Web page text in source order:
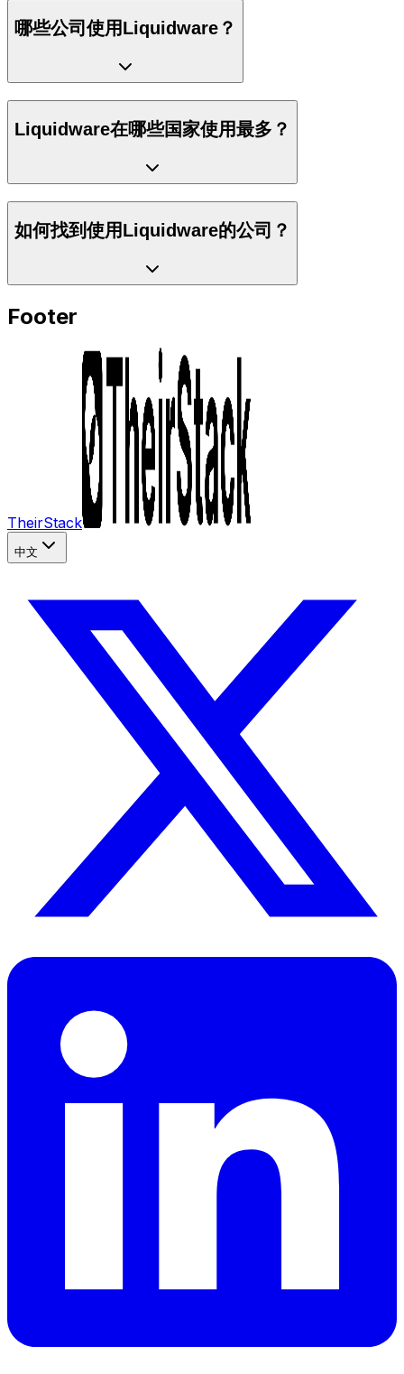
哪些公司使用Liquidware？
Liquidware在哪些国家使用最多？
如何找到使用Liquidware的公司？
Footer
TheirStack
中文